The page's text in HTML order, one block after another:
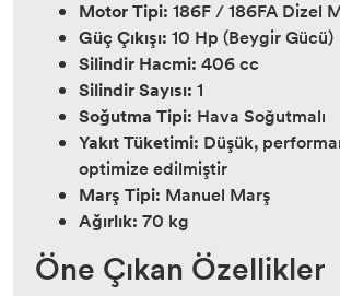
Motor Tipi: 186F / 186FA Dizel
Güç Çıkışı: 10 Hp (Beygir Gücü)
Silindir Hacmi: 406 cc
Silindir Sayısı: 1
Soğutma Tipi: Hava Soğutmalı
Yakıt Tüketimi: Düşük,
optimize edilmiştir
Marş Tipi: Manuel Marş
Ağırlık: 70 kg
Öne Çıkan Özellikler